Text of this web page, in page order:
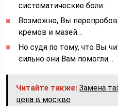
систематические боли…
Возможно, Вы
кремов и мазей…
Но судя по тому, что Вы
сильно они Вам помогли…
Читайте также: Замена
цена в москве